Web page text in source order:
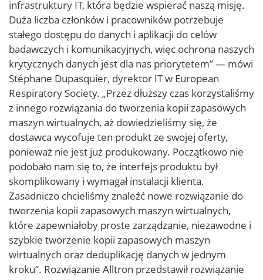
infrastruktury IT, która będzie wspierać naszą misję.
Duża liczba członków i pracowników potrzebuje
stałego dostępu do danych i aplikacji do celów
badawczych i komunikacyjnych, więc ochrona naszych
krytycznych danych jest dla nas priorytetem” — mówi
Stéphane Dupasquier, dyrektor IT w European
Respiratory Society. „Przez dłuższy czas korzystaliśmy
z innego rozwiązania do tworzenia kopii zapasowych
maszyn wirtualnych, aż dowiedzieliśmy się, że
dostawca wycofuje ten produkt ze swojej oferty,
ponieważ nie jest już produkowany. Początkowo nie
podobało nam się to, że interfejs produktu był
skomplikowany i wymagał instalacji klienta.
Zasadniczo chcieliśmy znaleźć nowe rozwiązanie do
tworzenia kopii zapasowych maszyn wirtualnych,
które zapewniałoby proste zarządzanie, niezawodne i
szybkie tworzenie kopii zapasowych maszyn
wirtualnych oraz deduplikację danych w jednym
kroku”. Rozwiązanie Alltron przedstawił rozwiązanie